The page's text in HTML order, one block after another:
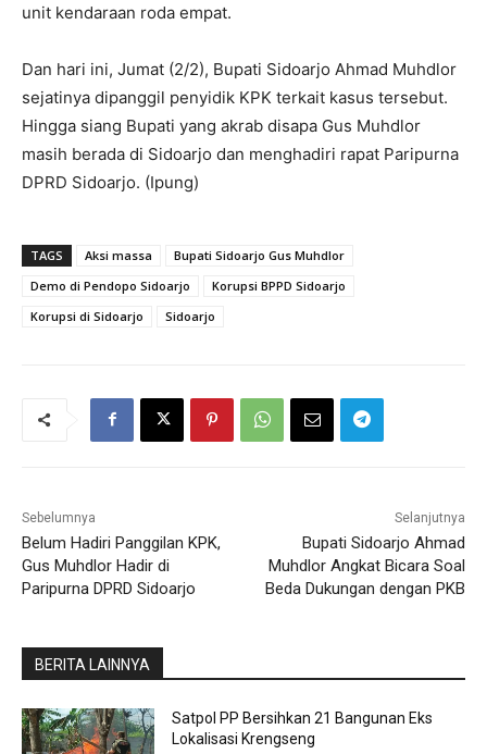
unit kendaraan roda empat.
Dan hari ini, Jumat (2/2), Bupati Sidoarjo Ahmad Muhdlor
sejatinya dipanggil penyidik KPK terkait kasus tersebut.
Hingga siang Bupati yang akrab disapa Gus Muhdlor
masih berada di Sidoarjo dan menghadiri rapat Paripurna
DPRD Sidoarjo. (Ipung)
TAGS Aksi massa
Bupati Sidoarjo Gus Muhdlor
Demo di Pendopo Sidoarjo
Korupsi BPPD Sidoarjo
Korupsi di Sidoarjo
Sidoarjo
Sebelumnya
Belum Hadiri Panggilan KPK,
Gus Muhdlor Hadir di
Paripurna DPRD Sidoarjo
Selanjutnya
Bupati Sidoarjo Ahmad
Muhdlor Angkat Bicara Soal
Beda Dukungan dengan PKB
BERITA LAINNYA
Satpol PP Bersihkan 21 Bangunan Eks
Lokalisasi Krengseng